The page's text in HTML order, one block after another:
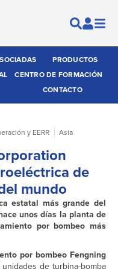
PRODUCTOS
CENTRO DE FORMACIÓN
CONTACTO
y EERR
Asia
de
mundo
estatal más grande del
unos días la planta de
por bombeo más
por bombeo Fengning